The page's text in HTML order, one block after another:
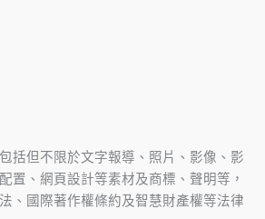
括但不限於文字報導、照片、影像、影
置、網頁設計等素材及商標、聲明等，
、國際著作權條約及智慧財產權等法律